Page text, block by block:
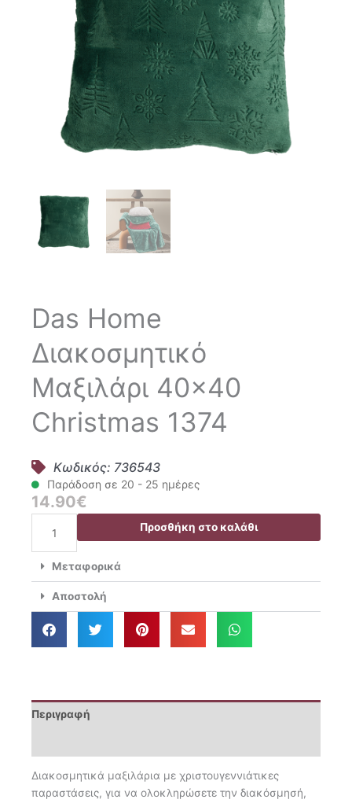
Das Home
Διακοσμητικό
Μαξιλάρι 40×40
Christmas 1374
Κωδικός: 736543
Παράδοση σε 20 - 25 ημέρες
14.90€
Home
Διακοσμητικό
Μαξιλάρι
40x40
Christmas
1374
Προσθήκη στο καλάθι
Μεταφορικά
Αποστολή
Περιγραφή
Διακοσμητικά μαξιλάρια με χριστουγεννιάτικες
παραστάσεις, για να ολοκληρώσετε την διακόσμησή,